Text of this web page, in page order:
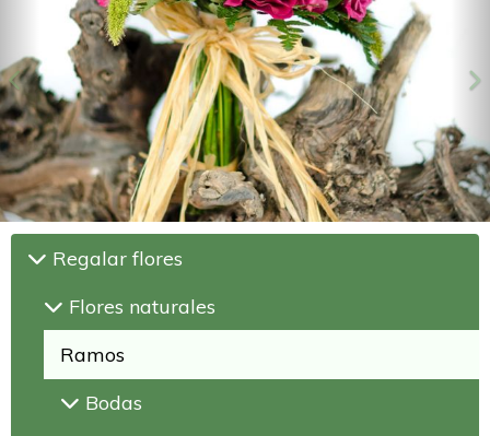
Regalar flores
Flores naturales
Ramos
Bodas